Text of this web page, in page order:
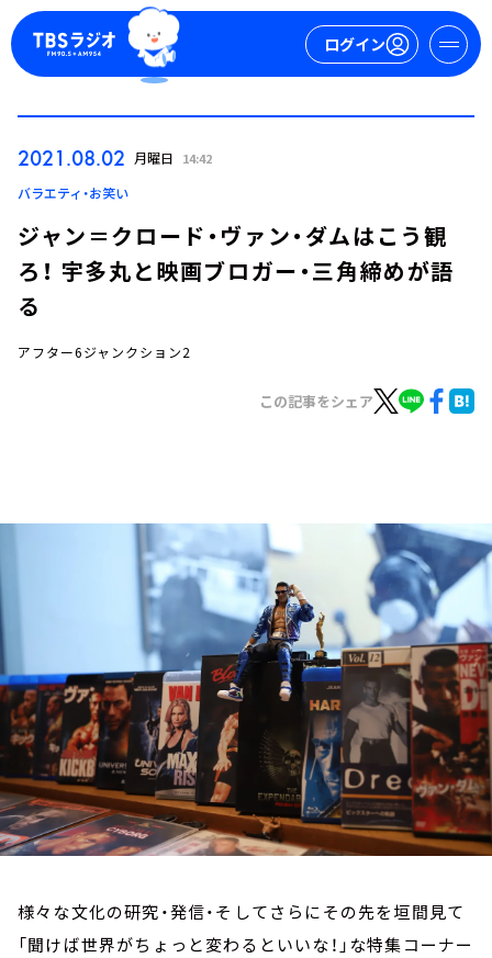
ログイン
ログイン
イベント・グッズ
YouTube
2021.08.02 月曜日 14:42
バラエティ・お笑い
ジャン＝クロード・ヴァン・ダムはこう観
ろ！ 宇多丸と映画ブロガー・三角締めが語
る
アフター6ジャンクション2
この記事をシェア
様々な文化の研究・発信・そしてさらにその先を垣間見て
「聞けば世界がちょっと変わるといいな！」な特集コーナー